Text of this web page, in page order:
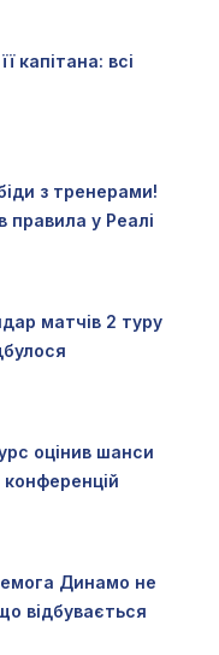
капітана: всі
з тренерами!
правила у Реалі
матчів 2 туру
оцінив шанси
Динамо не
відбувається